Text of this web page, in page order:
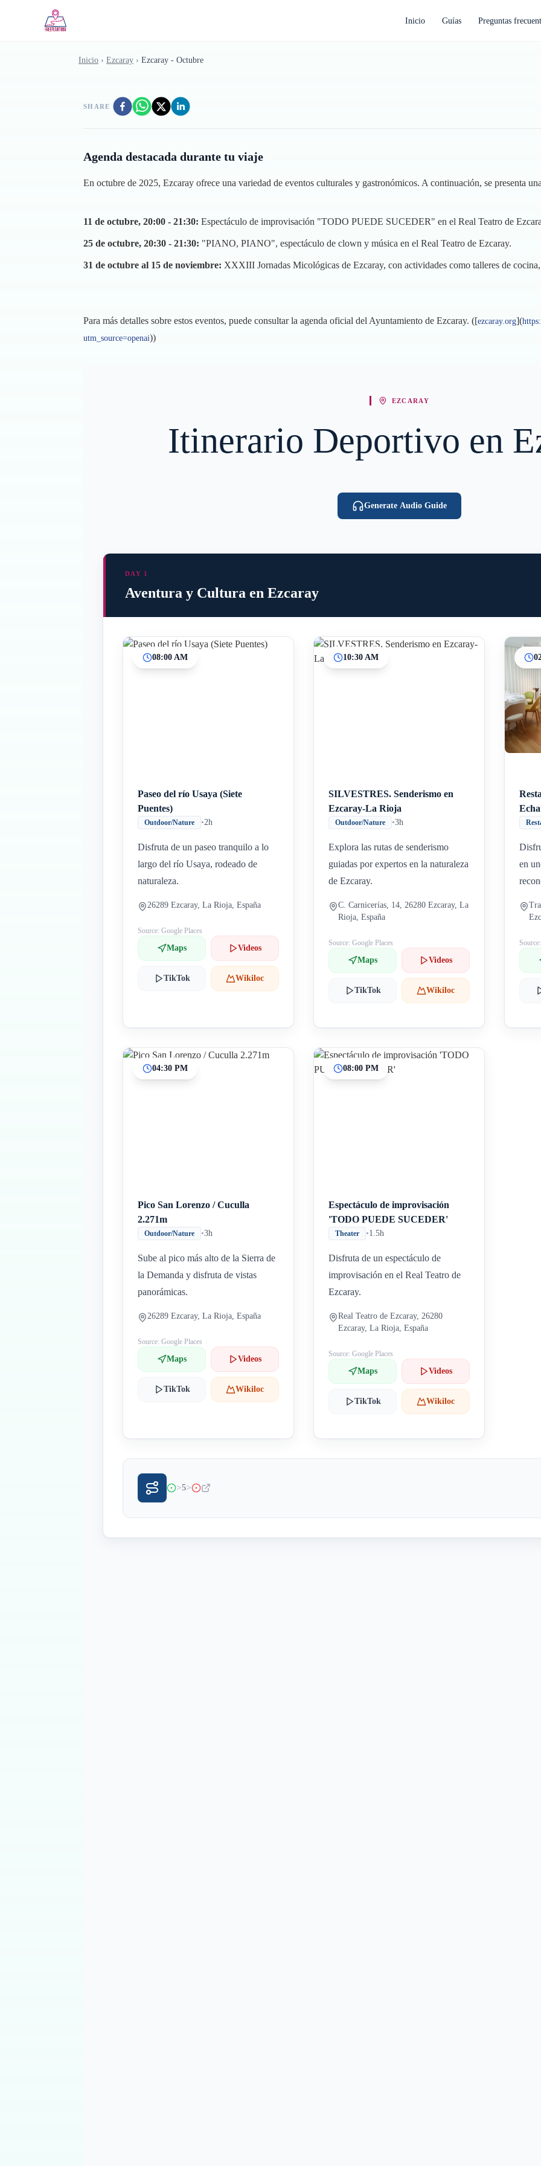
Inicio Guías Preguntas
Inicio › Ezcaray › Ezcaray - Octubre
SHARE
Agenda destacada durante tu viaje
En octubre de 2025, Ezcaray ofrece una variedad de eventos culturales y gastronómicos. A continuación, se presenta
11 de octubre, 20:00 - 21:30: Espectáculo de improvisación "TODO PUEDE SUCEDER" en el Real Teatro de
25 de octubre, 20:30 - 21:30: "PIANO, PIANO", espectáculo de clown y música en el Real Teatro de Ezcaray.
31 de octubre al 15 de noviembre: XXXIII Jornadas Micológicas de Ezcaray, con actividades como talleres de
Para más detalles sobre estos eventos, puede consultar la agenda oficial del Ayuntamiento de Ezcaray. ([ezcaray.org](
utm_source=openai))
EZCARAY
Itinerario Deportivo en
Generate Audio Guide
DAY 1
Aventura y Cultura en Ezcaray
08:00 AM
Paseo del río Usaya (Siete
Puentes)
Outdoor/Nature •2h
Disfruta de un paseo tranquilo a lo
largo del río Usaya, rodeado de
naturaleza.
26289 Ezcaray, La Rioja, España
Source: Google Places
Maps Videos
TikTok Wikiloc
10:30 AM
SILVESTRES. Senderismo en
Ezcaray-La Rioja
Outdoor/Nature •3h
Explora las rutas de senderismo
guiadas por expertos en la naturaleza
de Ezcaray.
C. Carnicerías, 14, 26280 Ezcaray, La
Rioja, España
Source: Google Places
Maps Videos
TikTok Wikiloc
en
04:30 PM
Pico San Lorenzo / Cuculla
2.271m
Outdoor/Nature •3h
Sube al pico más alto de la Sierra de
la Demanda y disfruta de vistas
panorámicas.
26289 Ezcaray, La Rioja, España
Source: Google Places
Maps Videos
TikTok Wikiloc
08:00 PM
Espectáculo de improvisación
'TODO PUEDE SUCEDER'
Theater •1.5h
Disfruta de un espectáculo de
improvisación en el Real Teatro de
Ezcaray.
Real Teatro de Ezcaray, 26280
Ezcaray, La Rioja, España
Source: Google Places
Maps Videos
TikTok Wikiloc
>5>